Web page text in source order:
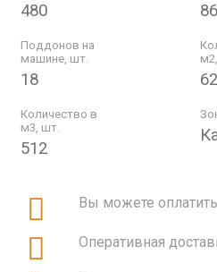
480
Поддонов на
машине, шт.
18 62
Количество в
м3, шт.
512
Вы можете
Оперативная